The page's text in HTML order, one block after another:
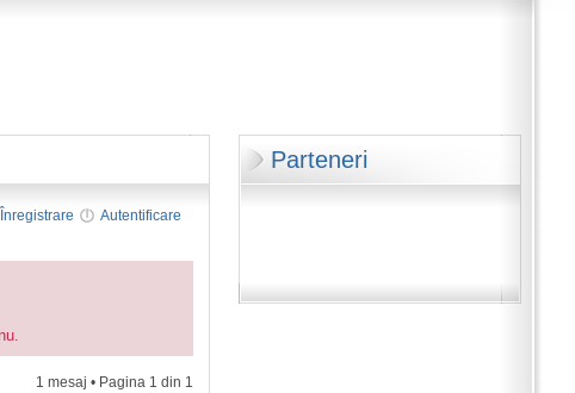
Parteneri
Înregistrare
Autentificare
1 mesaj • Pagina 1 din 1